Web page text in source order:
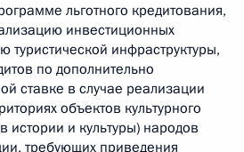
льготного кредитования,
инвестиционных
туристической инфраструктуры,
по дополнительно
ставке в случае реализации
объектов культурного
истории и культуры) народов
требующих приведения